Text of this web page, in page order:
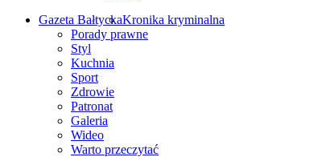
Gazeta BałtyckaKronika kryminalna
Porady prawne
Styl
Kuchnia
Sport
Zdrowie
Patronat
Galeria
Wideo
Warto przeczytać